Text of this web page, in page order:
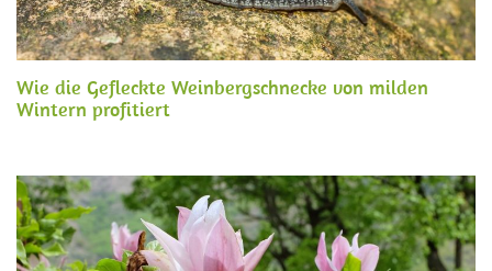
Wie die Gefleckte Weinbergschnecke von milden
Wintern profitiert